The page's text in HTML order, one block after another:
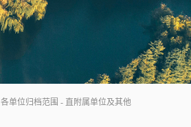
各单位归档范围 - 直附属单位及其他